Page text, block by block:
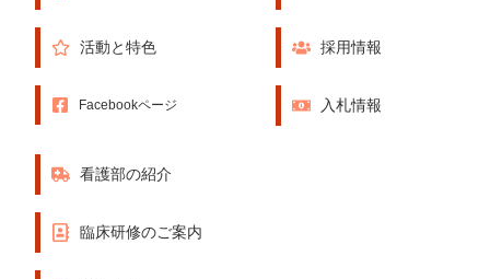
活動と特色
Facebookページ
採用情報
入札情報
看護部の紹介
臨床研修のご案内